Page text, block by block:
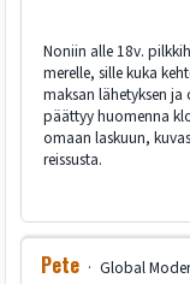
Noniin alle 18v.
merelle, sille kuka
maksan lähetyksen
päättyy huomenna
omaan laskuun,
reissusta.
Pete
Global